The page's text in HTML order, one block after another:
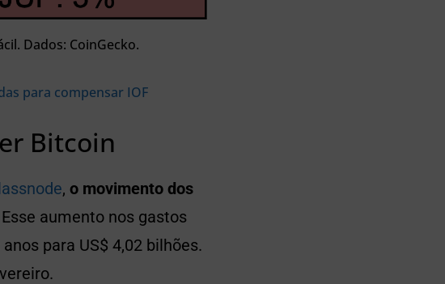
Dados: CoinGecko.
para compensar IOF
Bitcoin
, o movimento dos
aumento nos gastos
para US$ 4,02 bilhões.